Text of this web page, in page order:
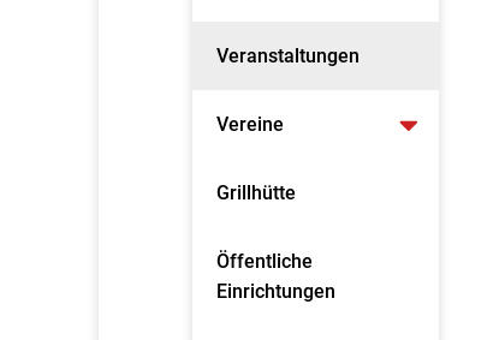
Veranstaltungen
Vereine
Grillhütte
Öffentliche
Einrichtungen